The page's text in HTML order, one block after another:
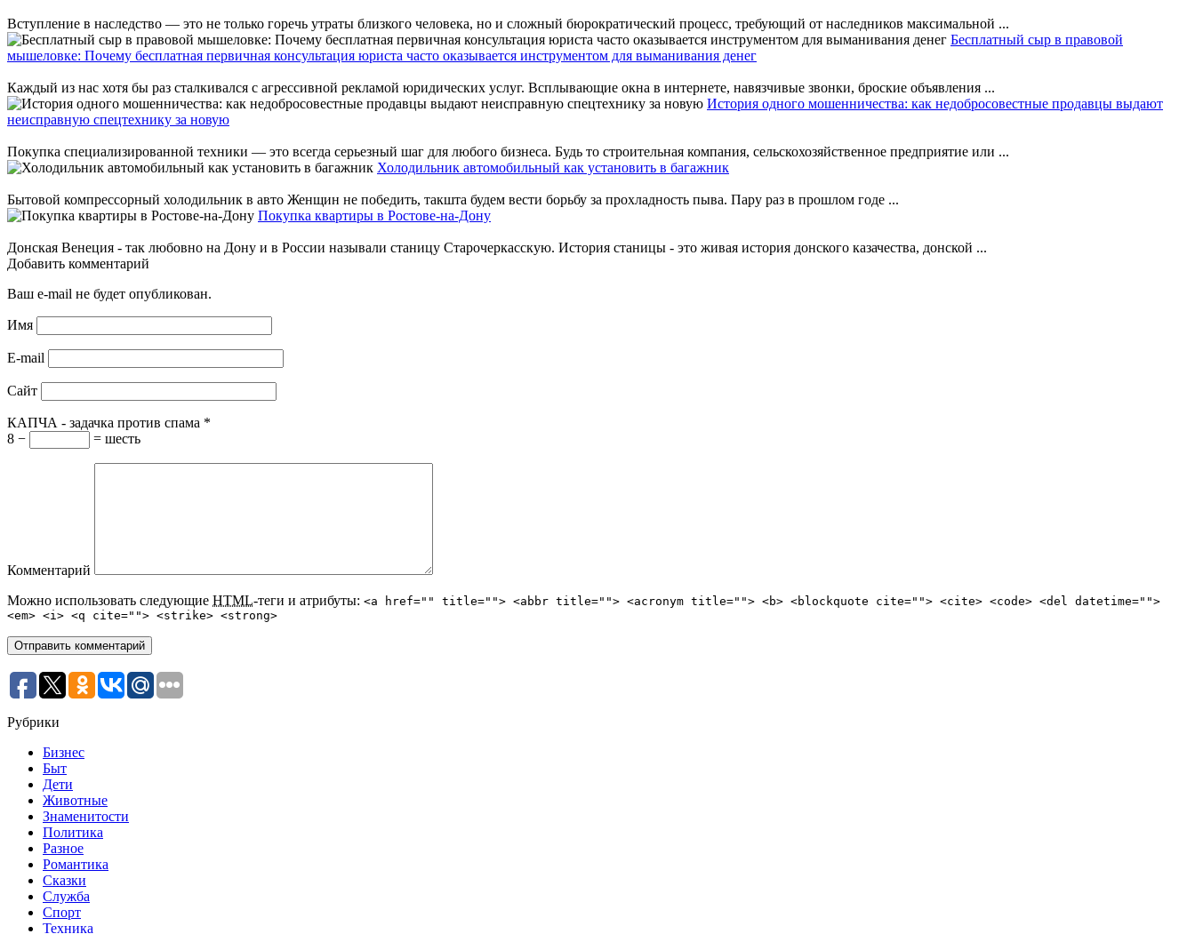
Вступление в наследство — это не только горечь утраты близкого человека, но и сложный бюрократический процесс, требующий от наследников максимальной ...
Бесплатный сыр в правовой
мышеловке: Почему бесплатная первичная консультация юриста часто оказывается инструментом для выманивания денег
Каждый из нас хотя бы раз сталкивался с агрессивной рекламой юридических услуг. Всплывающие окна в интернете, навязчивые звонки, броские объявления ...
История одного мошенничества: как недобросовестные продавцы выдают
неисправную спецтехнику за новую
Покупка специализированной техники — это всегда серьезный шаг для любого бизнеса. Будь то строительная компания, сельскохозяйственное предприятие или ...
Холодильник автомобильный как установить в багажник
Бытовой компрессорный холодильник в авто Женщин не победить, такшта будем вести борьбу за прохладность пыва. Пару раз в прошлом годе ...
Покупка квартиры в Ростове-на-Дону
Донская Венеция - так любовно на Дону и в России называли станицу Старочеркасскую. История станицы - это живая история донского казачества, донской ...
Добавить комментарий
Ваш e-mail не будет опубликован.
Имя
E-mail
Сайт
КАПЧА - задачка против спама *
8 −
= шесть
Комментарий
Можно использовать следующие HTML-теги и атрибуты: <a href="" title=""> <abbr title=""> <acronym title=""> <b> <blockquote cite=""> <cite> <code> <del datetime="">
<em> <i> <q cite=""> <strike> <strong>
Рубрики
Бизнес
Быт
Дети
Животные
Знаменитости
Политика
Разное
Романтика
Сказки
Служба
Спорт
Техника